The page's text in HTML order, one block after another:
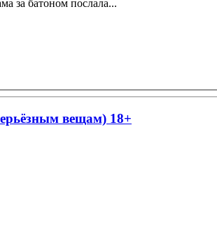
за батоном послала...
вещам) 18+